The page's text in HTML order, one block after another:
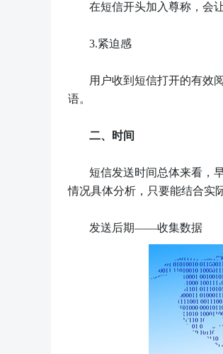
在短信开头加入尊称，会
3.紧迫感
用户收到短信打开的有效
语。
二、 时间
短信发送时间总体来看，
情况具体分析，只要能结合实
发送后期——收集数据